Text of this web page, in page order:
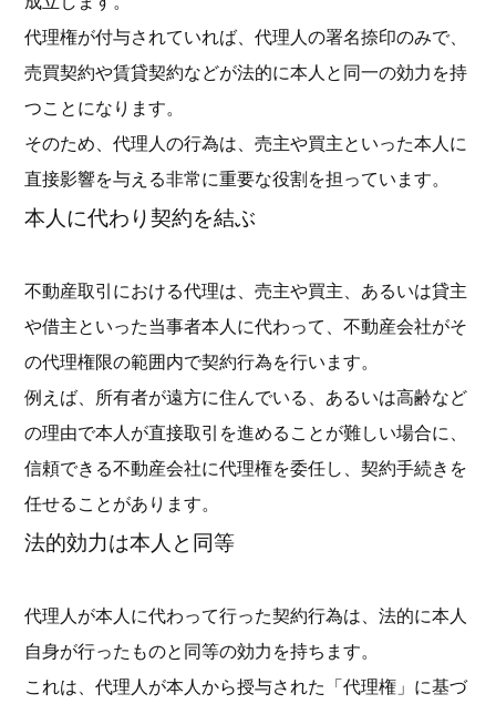
代理権が付与されていれば、代理人の署名捺印のみで、
売買契約や賃貸契約などが法的に本人と同一の効力を持
つことになります。
そのため、代理人の行為は、売主や買主といった本人に
直接影響を与える非常に重要な役割を担っています。
本人に代わり契約を結ぶ
不動産取引における代理は、売主や買主、あるいは貸主
や借主といった当事者本人に代わって、不動産会社がそ
の代理権限の範囲内で契約行為を行います。
例えば、所有者が遠方に住んでいる、あるいは高齢など
の理由で本人が直接取引を進めることが難しい場合に、
信頼できる不動産会社に代理権を委任し、契約手続きを
任せることがあります。
法的効力は本人と同等
代理人が本人に代わって行った契約行為は、法的に本人
自身が行ったものと同等の効力を持ちます。
これは、代理人が本人から授与された「代理権」に基づ